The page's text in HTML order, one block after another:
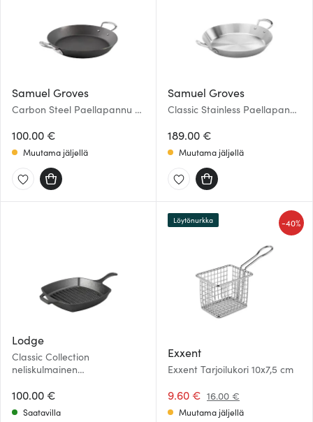
Samuel Groves
Carbon Steel Paellapannu 30
100.00 €
Muutama jäljellä
Samuel Groves
Classic Stainless Paellapannu
189.00 €
Muutama jäljellä
Lodge
Classic Collection
neliskulmainen
100.00 €
Saatavilla
Exxent
Exxent Tarjoilukori 10x7,5 cm
9.60 € 16.00 €
-40%
Löytönurkka
Muutama jäljellä